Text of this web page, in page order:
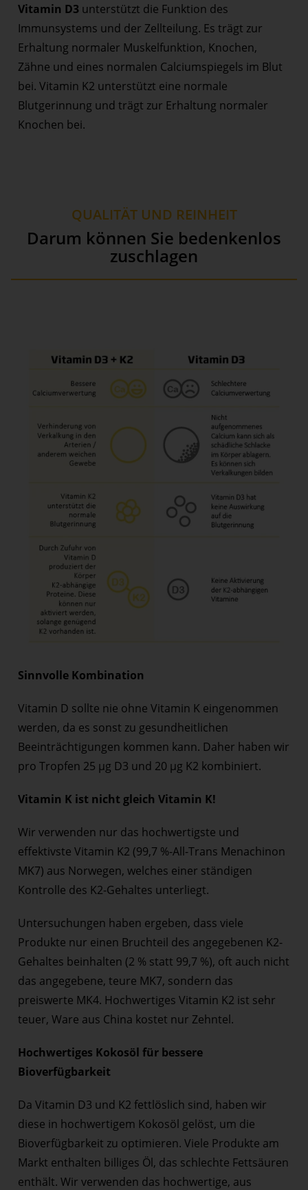
Vitamin D3 unterstützt die Funktion des
Immunsystems und der Zellteilung. Es trägt zur
Erhaltung normaler Muskelfunktion, Knochen,
Zähne und eines normalen Calciumspiegels im Blut
bei. Vitamin K2 unterstützt eine normale
Blutgerinnung und trägt zur Erhaltung normaler
Knochen bei.
QUALITÄT UND REINHEIT
Darum können Sie bedenkenlos
zuschlagen
Sinnvolle Kombination
Vitamin D sollte nie ohne Vitamin K eingenommen
werden, da es sonst zu gesundheitlichen
Beeinträchtigungen kommen kann. Daher haben wir
pro Tropfen 25 µg D3 und 20 µg K2 kombiniert.
Vitamin K ist nicht gleich Vitamin K!
Wir verwenden nur das hochwertigste und
effektivste Vitamin K2 (99,7 %-All-Trans Menachinon
MK7) aus Norwegen, welches einer ständigen
Kontrolle des K2-Gehaltes unterliegt.
Untersuchungen haben ergeben, dass viele
Produkte nur einen Bruchteil des angegebenen K2-
Gehaltes beinhalten (2 % statt 99,7 %), oft auch nicht
das angegebene, teure MK7, sondern das
preiswerte MK4. Hochwertiges Vitamin K2 ist sehr
teuer, Ware aus China kostet nur Zehntel.
Hochwertiges Kokosöl für bessere
Bioverfügbarkeit
Da Vitamin D3 und K2 fettlöslich sind, haben wir
diese in hochwertigem Kokosöl gelöst, um die
Bioverfügbarkeit zu optimieren. Viele Produkte am
Markt enthalten billiges Öl, das schlechte Fettsäuren
enthält. Wir verwenden das hochwertige, aus